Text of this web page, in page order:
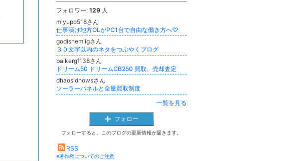
フォロワー: 129 人
miyupo518さん
仕事漬け地方OLがPC1台で自由な働き方へ♡
godishemligさん
３０文字以内のネタをつぶやくブログ
baikergf138さん
ドリーム50 ドリームCB250 買取、売却査定
dhaosidhowsさん
ソーラーパネルと全量買取制度
一覧を見る
フォロー
フォローすると、このブログの更新情報が届きます。
RSS
※著作権についてのご注意